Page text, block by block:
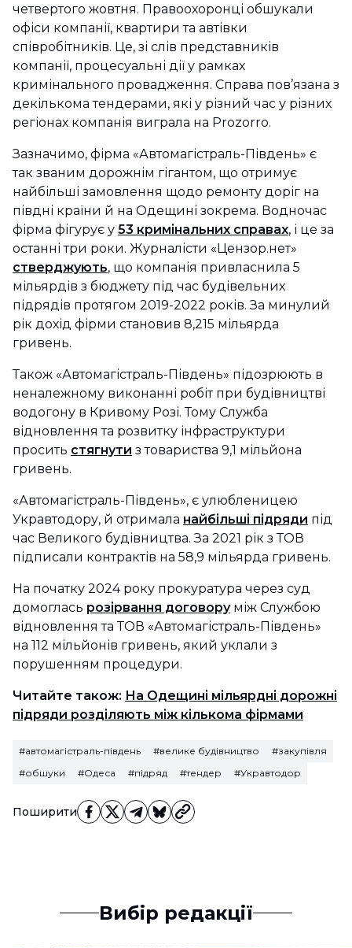
Поширити
четвертого жовтня. Правоохоронці обшукали
офіси компанії, квартири та автівки
співробітників. Це, зі слів представників
компанії, процесуальні дії у рамках
кримінального провадження. Справа пов’язана з
декількома тендерами, які у різний час у різних
регіонах компанія виграла на Prozorro.
Зазначимо, фірма «Автомагістраль-Південь» є
так званим дорожнім гігантом, що отримує
найбільші замовлення щодо ремонту доріг на
півдні країни й на Одещині зокрема. Водночас
фірма фігурує у 53 кримінальних справах, і це за
останні три роки. Журналісти «Цензор.нет»
стверджують, що компанія привласнила 5
мільярдів з бюджету під час будівельних
підрядів протягом 2019-2022 років. За минулий
рік дохід фірми становив 8,215 мільярда
гривень.
Також «Автомагістраль-Південь» підозрюють в
неналежному виконанні робіт при будівництві
водогону в Кривому Розі. Тому Служба
відновлення та розвитку інфраструктури
просить стягнути з товариства 9,1 мільйона
гривень.
«Автомагістраль-Південь», є улюбленицею
Укравтодору, й отримала найбільші підряди під
час Великого будівництва. За 2021 рік з ТОВ
підписали контрактів на 58,9 мільярда гривень.
На початку 2024 року прокуратура через суд
домоглась розірвання договоруміж Службою
відновлення та ТОВ «Автомагістраль-Південь»
на 112 мільйонів гривень, який уклали з
порушенням процедури.
Читайте також: На Одещині мільярдні дорожні
підряди розділяють між кількома фірмами
#автомагістраль-південь #велике будівництво
#закупівля
#обшуки
#Одеса #підряд #тендер #Укравтодор
Вибір редакції